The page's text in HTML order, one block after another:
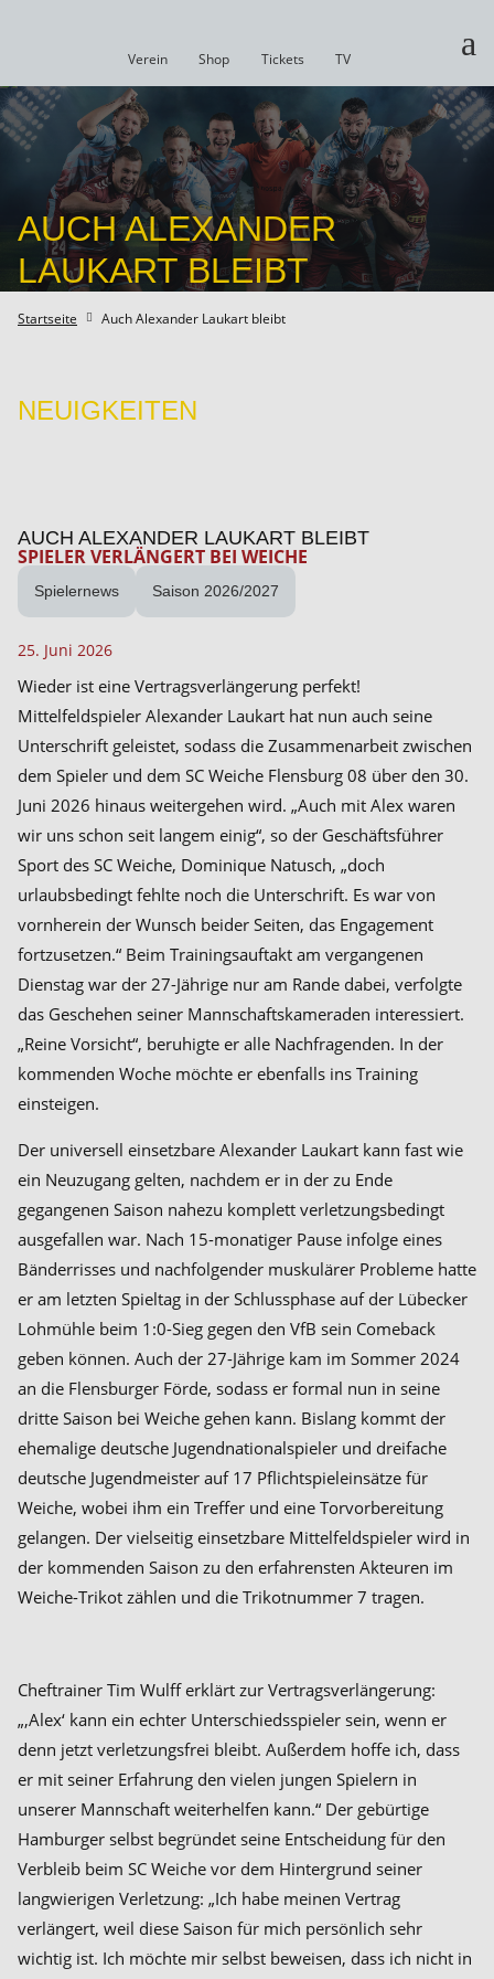
Verein Shop Tickets TV a
AUCH ALEXANDER
LAUKART BLEIBT
Startseite  Auch Alexander Laukart bleibt
NEUIGKEITEN
AUCH ALEXANDER LAUKART BLEIBT
SPIELER VERLÄNGERT BEI WEICHE
Spielernews Saison 2026/2027
25. Juni 2026
Wieder ist eine Vertragsverlängerung perfekt!
Mittelfeldspieler Alexander Laukart hat nun auch seine
Unterschrift geleistet, sodass die Zusammenarbeit zwischen
dem Spieler und dem SC Weiche Flensburg 08 über den 30.
Juni 2026 hinaus weitergehen wird. „Auch mit Alex waren
wir uns schon seit langem einig“, so der Geschäftsführer
Sport des SC Weiche, Dominique Natusch, „doch
urlaubsbedingt fehlte noch die Unterschrift. Es war von
vornherein der Wunsch beider Seiten, das Engagement
fortzusetzen.“ Beim Trainingsauftakt am vergangenen
Dienstag war der 27-Jährige nur am Rande dabei, verfolgte
das Geschehen seiner Mannschaftskameraden interessiert.
„Reine Vorsicht“, beruhigte er alle Nachfragenden. In der
kommenden Woche möchte er ebenfalls ins Training
einsteigen.
Der universell einsetzbare Alexander Laukart kann fast wie
ein Neuzugang gelten, nachdem er in der zu Ende
gegangenen Saison nahezu komplett verletzungsbedingt
ausgefallen war. Nach 15-monatiger Pause infolge eines
Bänderrisses und nachfolgender muskulärer Probleme hatte
er am letzten Spieltag in der Schlussphase auf der Lübecker
Lohmühle beim 1:0-Sieg gegen den VfB sein Comeback
geben können. Auch der 27-Jährige kam im Sommer 2024
an die Flensburger Förde, sodass er formal nun in seine
dritte Saison bei Weiche gehen kann. Bislang kommt der
ehemalige deutsche Jugendnationalspieler und dreifache
deutsche Jugendmeister auf 17 Pflichtspieleinsätze für
Weiche, wobei ihm ein Treffer und eine Torvorbereitung
gelangen. Der vielseitig einsetzbare Mittelfeldspieler wird in
der kommenden Saison zu den erfahrensten Akteuren im
Weiche-Trikot zählen und die Trikotnummer 7 tragen.
Cheftrainer Tim Wulff erklärt zur Vertragsverlängerung:
„‚Alex‘ kann ein echter Unterschiedsspieler sein, wenn er
denn jetzt verletzungsfrei bleibt. Außerdem hoffe ich, dass
er mit seiner Erfahrung den vielen jungen Spielern in
unserer Mannschaft weiterhelfen kann.“ Der gebürtige
Hamburger selbst begründet seine Entscheidung für den
Verbleib beim SC Weiche vor dem Hintergrund seiner
langwierigen Verletzung: „Ich habe meinen Vertrag
verlängert, weil diese Saison für mich persönlich sehr
wichtig ist. Ich möchte mir selbst beweisen, dass ich nicht in